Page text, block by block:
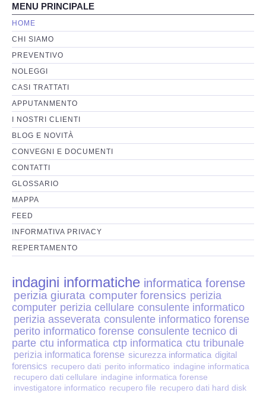
Perizia Fonica e Trascrizioni
Perizia su Social Network
Perizia Web Reputation
Perizia Host e Mainframe
Perizia Contratti ICT
Perizia Disp. Elettronici
Perizia Stalking
Perizia Cyber Bullismo
Incarichi CTU e CTP
Perizia Centralini PBX e VOIP
Perizia Estimo
Perizia Documento informatico
Perizia Cloud
23:30
MENU PRINCIPALE
HOME
CHI SIAMO
PREVENTIVO
NOLEGGI
CASI TRATTATI
APPUTANMENTO
I NOSTRI CLIENTI
BLOG E NOVITÀ
CONVEGNI E DOCUMENTI
CONTATTI
GLOSSARIO
MAPPA
FEED
INFORMATIVA PRIVACY
REPERTAMENTO
indagini informatiche informatica forense
perizia giurata computer forensics perizia
computer perizia cellulare consulente informatico
perizia asseverata consulente informatico forense
perito informatico forense consulente tecnico di
parte ctu informatica ctp informatica ctu tribunale
perizia informatica forense sicurezza informatica digital
forensics recupero dati perito informatico indagine informatica
recupero dati cellulare indagine informatica forense
investigatore informatico recupero file recupero dati hard disk